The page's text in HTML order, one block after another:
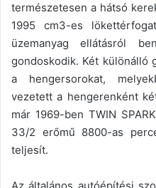
természetesen a hátsó
1995 cm3-es
üzemanyag ellátásról
gondoskodik. Két különálló
a hengersorokat,
vezetett a hengerenként
már 1969-ben TWIN
33/2 erőmű 8800-as
teljesít.